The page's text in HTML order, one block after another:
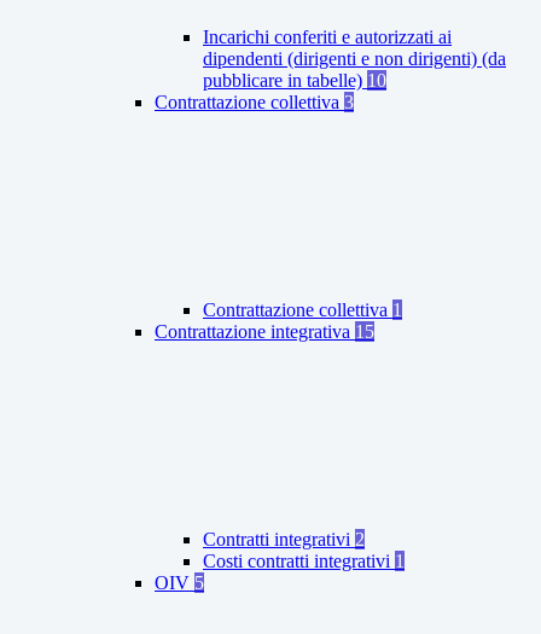
Incarichi conferiti e autorizzati ai
dipendenti (dirigenti e non dirigenti) (da
pubblicare in tabelle) 10
Contrattazione collettiva 3
Contrattazione collettiva 1
Contrattazione integrativa 15
Contratti integrativi 2
Costi contratti integrativi 1
OIV 5